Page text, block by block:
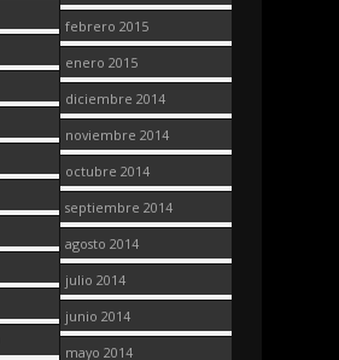
febrero 2015
enero 2015
diciembre 2014
noviembre 2014
octubre 2014
septiembre 2014
agosto 2014
julio 2014
junio 2014
mayo 2014